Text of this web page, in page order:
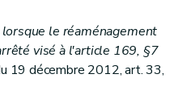
le réaménagement
visé à l'article 169, §7
19 décembre 2012, art. 33,